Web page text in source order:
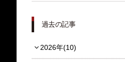
過去の記事
2026年(10)